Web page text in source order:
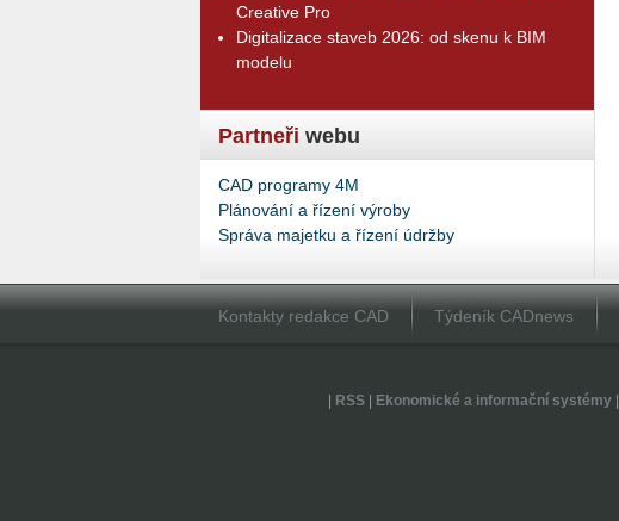
Creative Pro
Digitalizace staveb 2026: od skenu k BIM
modelu
Partneři webu
CAD programy 4M
Plánování a řízení výroby
Správa majetku a řízení údržby
Kontakty redakce CAD Týdeník CADnews
RSS| Ekonomické a informační systémy|